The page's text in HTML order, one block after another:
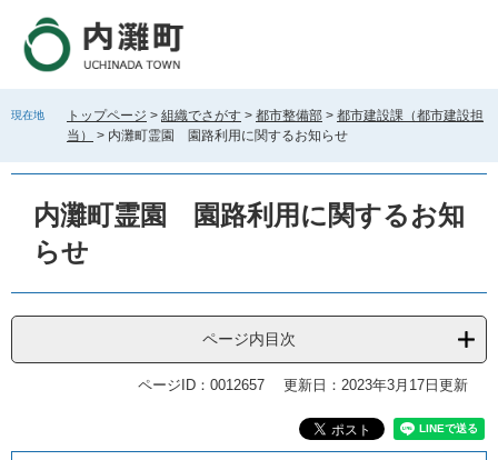
す
し
現在地 トップページ > 組織でさがす > 都市整備部 > 都市建設課（都市建設担
当）
> 内灘町霊園 園路利用に関するお知らせ
内灘町霊園 園路利用に関するお知
らせ
ページ内目次
ページID：0012657 更新日：2023年3月17日更新